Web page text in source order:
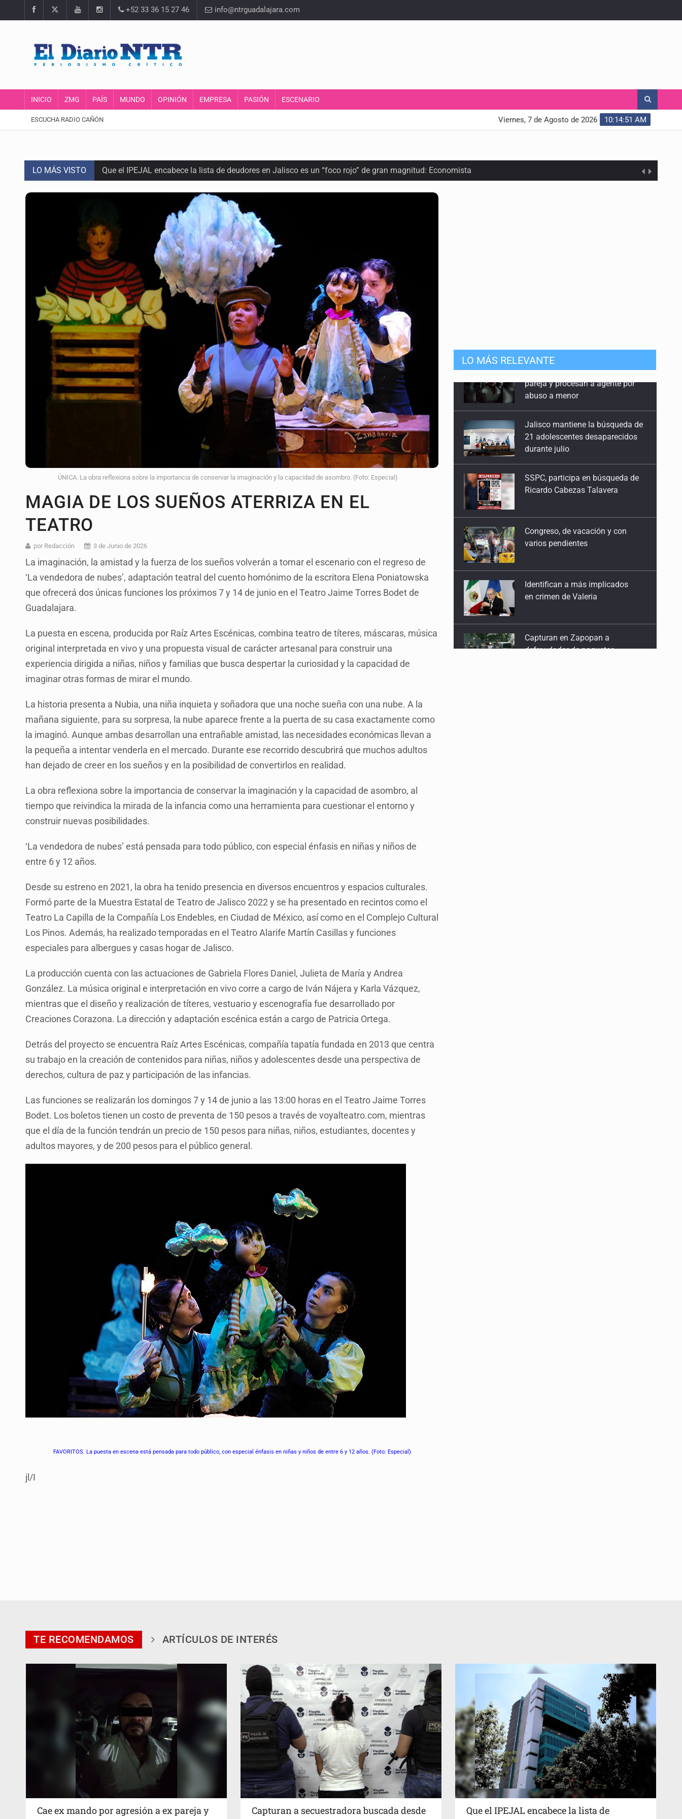
+52 33 36 15 27 46 info@ntrguadalajara.com
INICIO ZMG PAÍS MUNDO OPINIÓN EMPRESA PASIÓN ESCENARIO
ESCUCHA RADIO CAÑÓN 10:14:53 AM
Viernes, 7 de Agosto de 2026
LO MÁS VISTO Que el IPEJAL encabece la lista de deudores en Jalisco es un “foco rojo” de gran magnitud: Economista
Critican inoperancia de la ASEJ para recuperar fondos públicos
Catean centro de fraudes inmobiliarios en Zapopan
Ex policía es detenido por agresión y amenzas contra su pareja
Vecinos de Mirador de San Isidro denuncian tala; IJALVI lo niega
Reporta 627 acciones tras inundación en Balcones de Oblatos
SSPC, participa en búsqueda de Ricardo Cabezas Talavera
Proponen consulta popular por desarrollo de vivienda en Mirador de San Isidro
Identifican a más implicados en crimen de Valeria
Capturan a secuestradora buscada desde 2012
ÚNICA. La obra reflexiona sobre la importancia de conservar la imaginación y la capacidad de asombro. (Foto: Especial)
MAGIA DE LOS SUEÑOS ATERRIZA EN EL
TEATRO
por Redacción 3 de Junio de 2026
La imaginación, la amistad y la fuerza de los sueños volverán a tomar el escenario con el regreso de
‘La vendedora de nubes’, adaptación teatral del cuento homónimo de la escritora Elena Poniatowska
que ofrecerá dos únicas funciones los próximos 7 y 14 de junio en el Teatro Jaime Torres Bodet de
Guadalajara.
La puesta en escena, producida por Raíz Artes Escénicas, combina teatro de títeres, máscaras, música
original interpretada en vivo y una propuesta visual de carácter artesanal para construir una
experiencia dirigida a niñas, niños y familias que busca despertar la curiosidad y la capacidad de
imaginar otras formas de mirar el mundo.
La historia presenta a Nubia, una niña inquieta y soñadora que una noche sueña con una nube. A la
mañana siguiente, para su sorpresa, la nube aparece frente a la puerta de su casa exactamente como
la imaginó. Aunque ambas desarrollan una entrañable amistad, las necesidades económicas llevan a
la pequeña a intentar venderla en el mercado. Durante ese recorrido descubrirá que muchos adultos
han dejado de creer en los sueños y en la posibilidad de convertirlos en realidad.
La obra reflexiona sobre la importancia de conservar la imaginación y la capacidad de asombro, al
tiempo que reivindica la mirada de la infancia como una herramienta para cuestionar el entorno y
construir nuevas posibilidades.
‘La vendedora de nubes’ está pensada para todo público, con especial énfasis en niñas y niños de
entre 6 y 12 años.
Desde su estreno en 2021, la obra ha tenido presencia en diversos encuentros y espacios culturales.
Formó parte de la Muestra Estatal de Teatro de Jalisco 2022 y se ha presentado en recintos como el
Teatro La Capilla de la Compañía Los Endebles, en Ciudad de México, así como en el Complejo Cultural
Los Pinos. Además, ha realizado temporadas en el Teatro Alarife Martín Casillas y funciones
especiales para albergues y casas hogar de Jalisco.
La producción cuenta con las actuaciones de Gabriela Flores Daniel, Julieta de María y Andrea
González. La música original e interpretación en vivo corre a cargo de Iván Nájera y Karla Vázquez,
mientras que el diseño y realización de títeres, vestuario y escenografía fue desarrollado por
Creaciones Corazona. La dirección y adaptación escénica están a cargo de Patricia Ortega.
Detrás del proyecto se encuentra Raíz Artes Escénicas, compañía tapatía fundada en 2013 que centra
su trabajo en la creación de contenidos para niñas, niños y adolescentes desde una perspectiva de
derechos, cultura de paz y participación de las infancias.
Las funciones se realizarán los domingos 7 y 14 de junio a las 13:00 horas en el Teatro Jaime Torres
Bodet. Los boletos tienen un costo de preventa de 150 pesos a través de voyalteatro.com, mientras
que el día de la función tendrán un precio de 150 pesos para niñas, niños, estudiantes, docentes y
adultos mayores, y de 200 pesos para el público general.
FAVORITOS. La puesta en escena está pensada para todo público, con especial énfasis en niñas y niños de entre 6 y 12 años. (Foto: Especial)
jl/I
LO MÁS RELEVANTE
Jalisco mantiene la búsqueda de
durante julio
SSPC, participa en búsqueda de
vacacionales
TE RECOMENDAMOS ARTÍCULOS DE INTERÉS
Cae ex mando por agresión a ex pareja y
Capturan a secuestradora buscada desde
Que el IPEJAL encabece la lista de